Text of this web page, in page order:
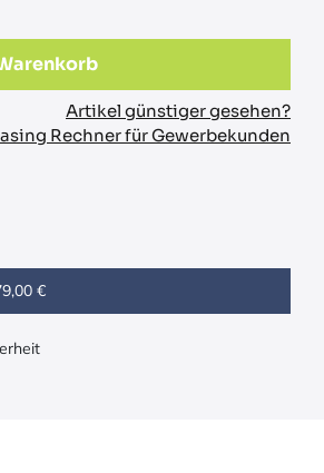
Artikel günstiger gesehen?
Rechner für Gewerbekunden
€